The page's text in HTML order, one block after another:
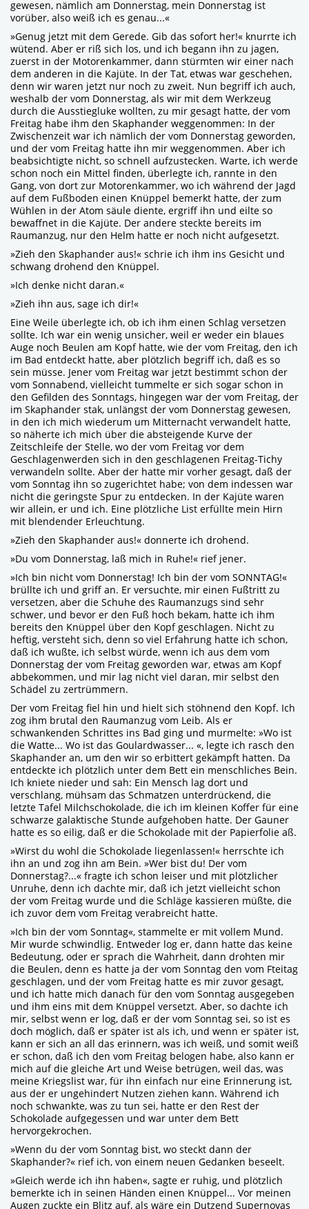
gewesen, nämlich am Donnerstag, mein Donnerstag ist
vorüber, also weiß ich es genau...«
»Genug jetzt mit dem Gerede. Gib das sofort her!« knurrte ich
wütend. Aber er riß sich los, und ich begann ihn zu jagen,
zuerst in der Motorenkammer, dann stürmten wir einer nach
dem anderen in die Kajüte. In der Tat, etwas war geschehen,
denn wir waren jetzt nur noch zu zweit. Nun begriff ich auch,
weshalb der vom Donnerstag, als wir mit dem Werkzeug
durch die Ausstiegluke wollten, zu mir gesagt hatte, der vom
Freitag habe ihm den Skaphander weggenommen: In der
Zwischenzeit war ich nämlich der vom Donnerstag geworden,
und der vom Freitag hatte ihn mir weggenommen. Aber ich
beabsichtigte nicht, so schnell aufzustecken. Warte, ich werde
schon noch ein Mittel finden, überlegte ich, rannte in den
Gang, von dort zur Motorenkammer, wo ich während der Jagd
auf dem Fußboden einen Knüppel bemerkt hatte, der zum
Wühlen in der Atom säule diente, ergriff ihn und eilte so
bewaffnet in die Kajüte. Der andere steckte bereits im
Raumanzug, nur den Helm hatte er noch nicht aufgesetzt.
»Zieh den Skaphander aus!« schrie ich ihm ins Gesicht und
schwang drohend den Knüppel.
»Ich denke nicht daran.«
»Zieh ihn aus, sage ich dir!«
Eine Weile überlegte ich, ob ich ihm einen Schlag versetzen
sollte. Ich war ein wenig unsicher, weil er weder ein blaues
Auge noch Beulen am Kopf hatte, wie der vom Freitag, den ich
im Bad entdeckt hatte, aber plötzlich begriff ich, daß es so
sein müsse. Jener vom Freitag war jetzt bestimmt schon der
vom Sonnabend, vielleicht tummelte er sich sogar schon in
den Gefilden des Sonntags, hingegen war der vom Freitag, der
im Skaphander stak, unlängst der vom Donnerstag gewesen,
in den ich mich wiederum um Mitternacht verwandelt hatte,
so näherte ich mich über die absteigende Kurve der
Zeitschleife der Stelle, wo der vom Freitag vor dem
Geschlagenwerden sich in den geschlagenen Freitag-Tichy
verwandeln sollte. Aber der hatte mir vorher gesagt, daß der
vom Sonntag ihn so zugerichtet habe; von dem indessen war
nicht die geringste Spur zu entdecken. In der Kajüte waren
wir allein, er und ich. Eine plötzliche List erfüllte mein Hirn
mit blendender Erleuchtung.
»Zieh den Skaphander aus!« donnerte ich drohend.
»Du vom Donnerstag, laß mich in Ruhe!« rief jener.
»Ich bin nicht vom Donnerstag! Ich bin der vom SONNTAG!«
brüllte ich und griff an. Er versuchte, mir einen Fußtritt zu
versetzen, aber die Schuhe des Raumanzugs sind sehr
schwer, und bevor er den Fuß hoch bekam, hatte ich ihm
bereits den Knüppel über den Kopf geschlagen. Nicht zu
heftig, versteht sich, denn so viel Erfahrung hatte ich schon,
daß ich wußte, ich selbst würde, wenn ich aus dem vom
Donnerstag der vom Freitag geworden war, etwas am Kopf
abbekommen, und mir lag nicht viel daran, mir selbst den
Schädel zu zertrümmern.
Der vom Freitag fiel hin und hielt sich stöhnend den Kopf. Ich
zog ihm brutal den Raumanzug vom Leib. Als er
schwankenden Schrittes ins Bad ging und murmelte: »Wo ist
die Watte... Wo ist das Goulardwasser... «, legte ich rasch den
Skaphander an, um den wir so erbittert gekämpft hatten. Da
entdeckte ich plötzlich unter dem Bett ein menschliches Bein.
Ich kniete nieder und sah: Ein Mensch lag dort und
verschlang, mühsam das Schmatzen unterdrückend, die
letzte Tafel Milchschokolade, die ich im kleinen Koffer für eine
schwarze galaktische Stunde aufgehoben hatte. Der Gauner
hatte es so eilig, daß er die Schokolade mit der Papierfolie aß.
»Wirst du wohl die Schokolade liegenlassen!« herrschte ich
ihn an und zog ihn am Bein. »Wer bist du! Der vom
Donnerstag?...« fragte ich schon leiser und mit plötzlicher
Unruhe, denn ich dachte mir, daß ich jetzt vielleicht schon
der vom Freitag wurde und die Schläge kassieren müßte, die
ich zuvor dem vom Freitag verabreicht hatte.
»Ich bin der vom Sonntag«, stammelte er mit vollem Mund.
Mir wurde schwindlig. Entweder log er, dann hatte das keine
Bedeutung, oder er sprach die Wahrheit, dann drohten mir
die Beulen, denn es hatte ja der vom Sonntag den vom Fteitag
geschlagen, und der vom Freitag hatte es mir zuvor gesagt,
und ich hatte mich danach für den vom Sonntag ausgegeben
und ihm eins mit dem Knüppel versetzt. Aber, so dachte ich
mir, selbst wenn er log, daß er der vom Sonntag sei, so ist es
doch möglich, daß er später ist als ich, und wenn er später ist,
kann er sich an all das erinnern, was ich weiß, und somit weiß
er schon, daß ich den vom Freitag belogen habe, also kann er
mich auf die gleiche Art und Weise betrügen, weil das, was
meine Kriegslist war, für ihn einfach nur eine Erinnerung ist,
aus der er ungehindert Nutzen ziehen kann. Während ich
noch schwankte, was zu tun sei, hatte er den Rest der
Schokolade aufgegessen und war unter dem Bett
hervorgekrochen.
»Wenn du der vom Sonntag bist, wo steckt dann der
Skaphander?« rief ich, von einem neuen Gedanken beseelt.
»Gleich werde ich ihn haben«, sagte er ruhig, und plötzlich
bemerkte ich in seinen Händen einen Knüppel... Vor meinen
Augen zuckte ein Blitz auf, als wäre ein Dutzend Supernovas